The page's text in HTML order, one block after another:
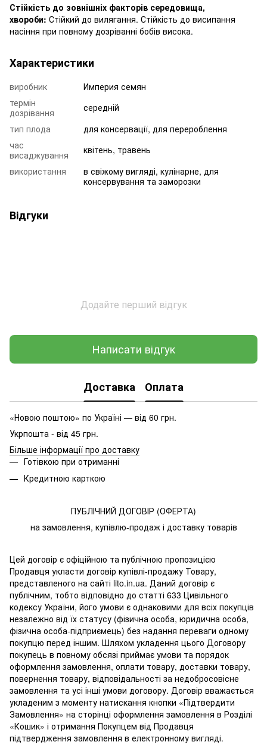
Стійкість до зовнішніх факторів середовища,
хвороби: Стійкий до вилягання. Стійкість до висипання
насіння при повному дозріванні бобів висока.
Характеристики
виробник
Империя семян
термін
дозрівання
середній
тип плода
для консервації, для перероблення
час
висаджування
квітень, травень
використання
в свіжому вигляді, кулінарне, для
консервування та заморозки
Відгуки
Додайте перший відгук
Написати відгук
Доставка Оплата
«Новою поштою» по Україні — від 60 грн.
Укрпошта - від 45 грн.
Більше інформації про доставку
Готівкою при отриманні
Кредитною карткою
ПУБЛІЧНИЙ ДОГОВІР (ОФЕРТА)
на замовлення, купівлю-продаж і доставку товарів
Цей договір є офіційною та публічною пропозицією
Продавця укласти договір купівлі-продажу Товару,
представленого на сайті lito.in.ua. Даний договір є
публічним, тобто відповідно до статті 633 Цивільного
кодексу України, його умови є однаковими для всіх покупців
незалежно від їх статусу (фізична особа, юридична особа,
фізична особа-підприємець) без надання переваги одному
покупцю перед іншим. Шляхом укладення цього Договору
покупець в повному обсязі приймає умови та порядок
оформлення замовлення, оплати товару, доставки товару,
повернення товару, відповідальності за недобросовісне
замовлення та усі інші умови договору. Договір вважається
укладеним з моменту натискання кнопки «Підтвердити
Замовлення» на сторінці оформлення замовлення в Розділі
«Кошик» і отримання Покупцем від Продавця
підтвердження замовлення в електронному вигляді.